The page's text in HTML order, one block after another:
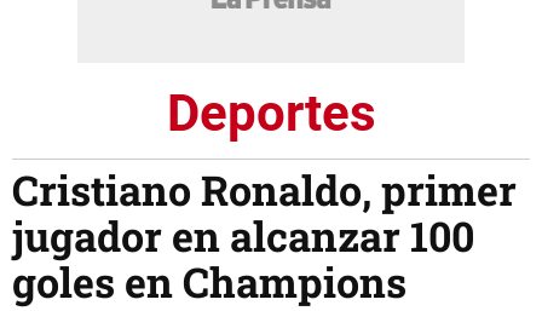
Deportes
Cristiano Ronaldo, primer
jugador en alcanzar 100
goles en Champions